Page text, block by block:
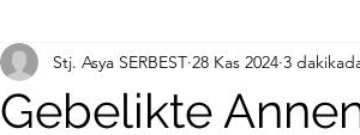
Gebelikte
Stj. Asya SERBEST 28 Kas 2024 3